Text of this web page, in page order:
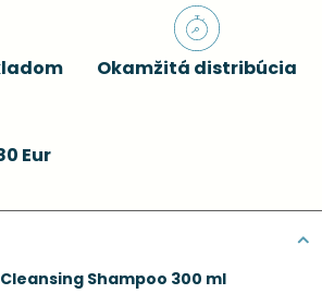
Okamžitá distribúcia
Eur
Cleansing Shampoo 300 ml